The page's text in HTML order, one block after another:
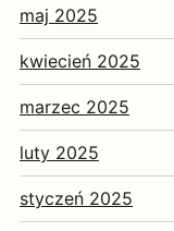
maj 2025
kwiecień 2025
marzec 2025
luty 2025
styczeń 2025